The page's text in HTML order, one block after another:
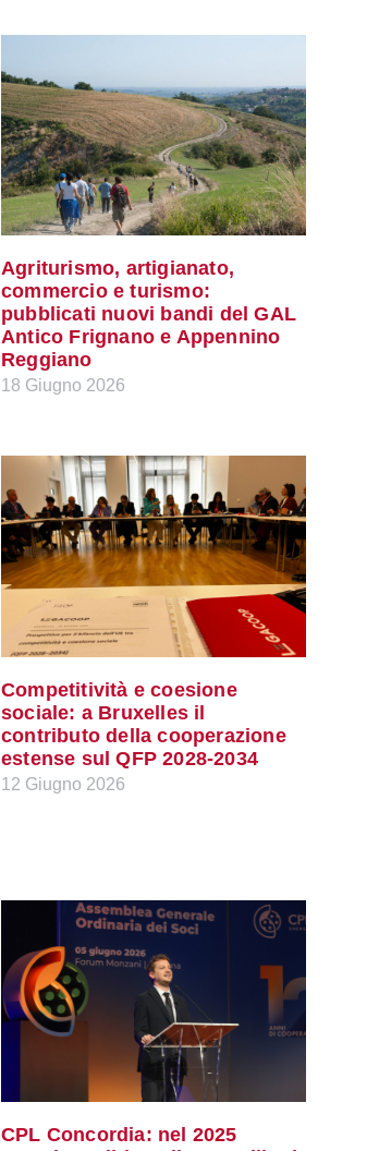
Agriturismo, artigianato,
commercio e turismo:
pubblicati nuovi bandi del GAL
Antico Frignano e Appennino
Reggiano
18 Giugno 2026
Competitività e coesione
sociale: a Bruxelles il
contributo della cooperazione
estense sul QFP 2028-2034
12 Giugno 2026
CPL Concordia: nel 2025